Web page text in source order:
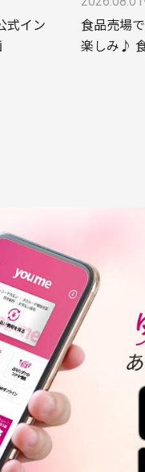
式イン
食品売場
楽しみ♪